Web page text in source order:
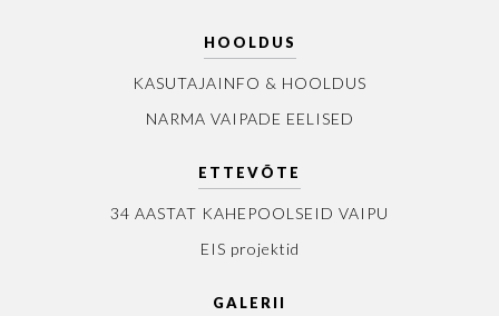
HOOLDUS
KASUTAJAINFO & HOOLDUS
NARMA VAIPADE EELISED
ETTEVÕTE
34 AASTAT KAHEPOOLSEID VAIPU
EIS projektid
GALERII